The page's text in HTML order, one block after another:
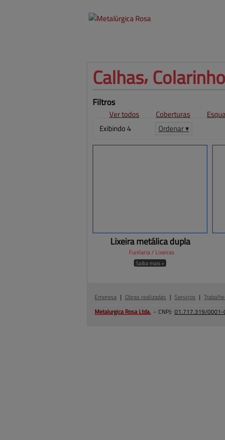
Calhas⸴
Filtros
Ver todos Coberturas
Exibindo 4
Ordenar ▾
Lixeira metálica dupla
Funilaria / Lixeiras
Saiba mais +
Empresa | Obras realizadas | Serviços |
Metalurgica Rosa Ltda. - CNPJ: 01.717.319/0001-